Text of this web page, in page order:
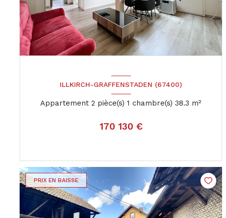
ILLKIRCH-GRAFFENSTADEN (67400)
Appartement 2 pièce(s) 1 chambre(s) 38.3 m²
170 130 €
PRIX EN BAISSE